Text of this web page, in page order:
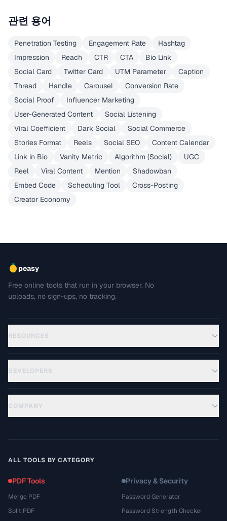
관련 용어
Penetration Testing Engagement Rate
Hashtag
Impression
Reach CTR CTA
Bio Link
Social Card
Twitter Card UTM Parameter
Caption
Thread
Handle Carousel
Conversion Rate
Social Proof
Influencer Marketing
User-Generated Content
Social Listening
Viral Coefficient
Dark Social
Social Commerce
Stories Format
Reels Social SEO
Content Calendar
Link in Bio
Vanity Metric Algorithm (Social)
UGC
Reel
Viral Content Mention
Shadowban
Embed Code
Scheduling Tool
Cross-Posting
Creator Economy
peasy
Free online tools that run in your browser. No
uploads, no sign-ups, no tracking.
RESOURCES
DEVELOPERS
COMPANY
ALL TOOLS BY CATEGORY
PDF Tools
Merge PDF
Split PDF
Privacy & Security
Password Generator
Password Strength Checker